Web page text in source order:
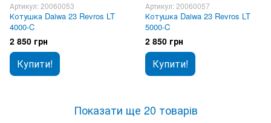
Артикул: 20060053
Котушка Daiwa 23 Revros LT
4000-C
2 850 грн
Купити!
Артикул: 20060057
Котушка Daiwa 23 Revros LT
5000-C
2 850 грн
Купити!
Показати ще 20 товарів